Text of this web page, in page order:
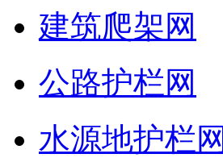
建筑爬架网
公路护栏网
水源地护栏网